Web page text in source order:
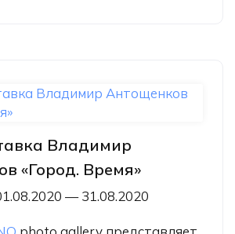
Владимир
«Город. Время»
— 31.08.2020